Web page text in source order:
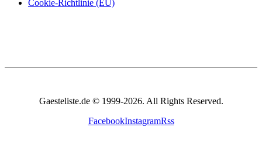
Cookie-Richtlinie (EU)
Gaesteliste.de © 1999-2026. All Rights Reserved.
FacebookInstagramRss